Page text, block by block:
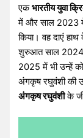
एकभारतीय युवा
में और साल 2023
किया। वह दाएं
शुरुआत साल 2024
2025 में भी उन्हें
अंगकृष रघुवंशी की
अंगकृष रघुवंशीके